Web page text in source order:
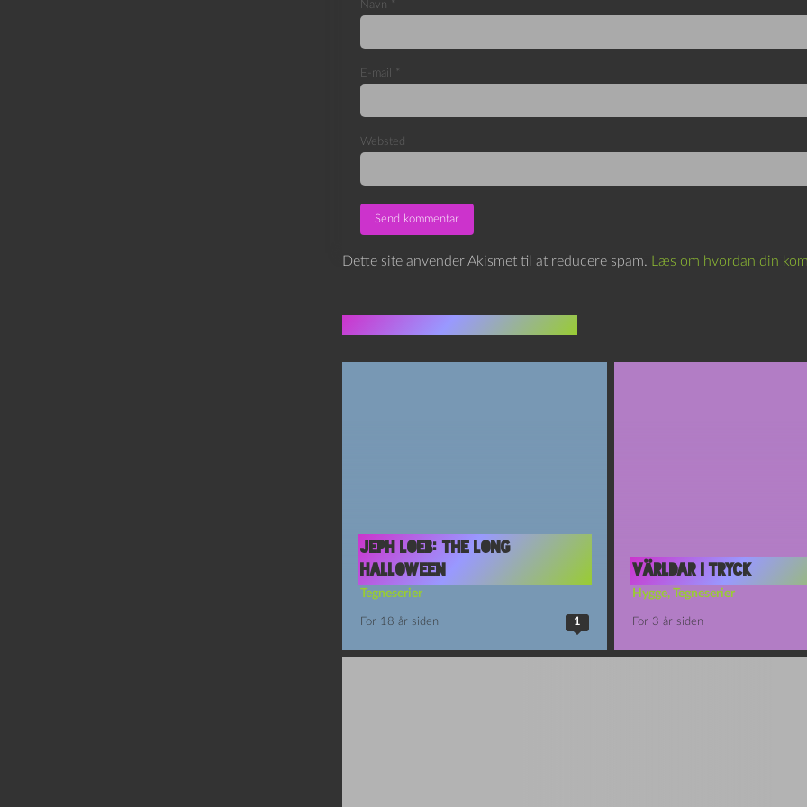
Navn *
E-mail *
Websted
Dette site anvender Akismet til at reducere spam. Læs om hvordan din
Jeph Loeb: The Long
Halloween
Tegneserier
For 18 år siden 1
Världar i tryck
Hygge,Tegneserier
For 3 år siden